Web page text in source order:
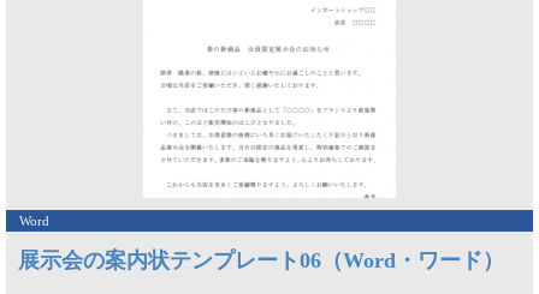
Word
展示会の案内状テンプレート06（Word・ワード）